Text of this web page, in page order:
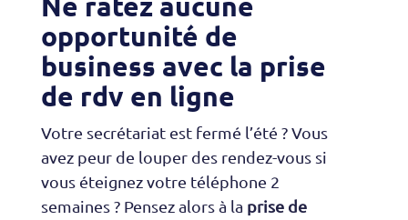
opportunité de
business avec la prise
de rdv en ligne
Votre secrétariat est fermé l’été ? Vous
avez peur de louper des rendez-vous si
vous éteignez votre téléphone 2
semaines ? Pensez alors à la prise de